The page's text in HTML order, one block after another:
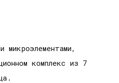
комплекс из 7